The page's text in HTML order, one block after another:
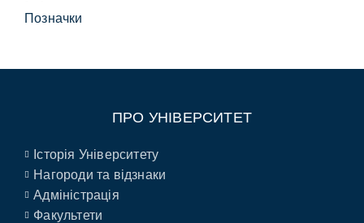
Позначки
ПРО УНІВЕРСИТЕТ
Історія Університету
Нагороди та відзнаки
Адміністрація
Факультети